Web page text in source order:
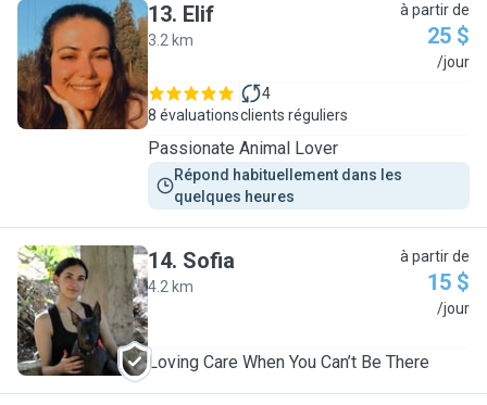
E
13. Elif
3.2 km
à partir de
25 $
/jour
8 évaluations
4
clients réguliers
Passionate Animal Lover
Répond habituellement dans les
quelques heures
S
14. Sofia
4.2 km
à partir de
15 $
/jour
Loving Care When You Can’t Be There